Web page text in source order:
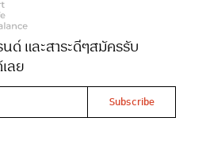
มญชุ์ พูนสวัสดิ์พงศ์
ฉัตรชัย มาตยภูธร
2025Views 3492
ด์ และสาระดีๆสมัครรับ
ลย